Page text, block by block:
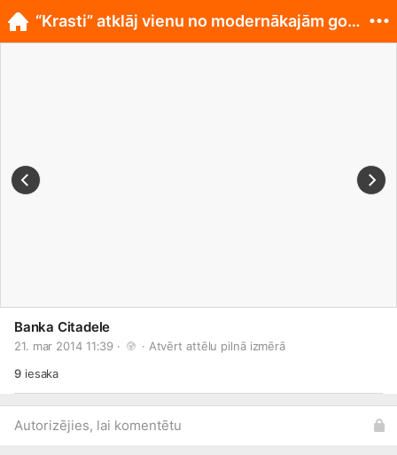
Banka Citadele
21. mar 2014 11:39 · · Atvērt attēlu pilnā izmērā
9iesaka
Autorizējies, lai komentētu
“Krasti” atklāj vienu no modernākajām govju kūtīm